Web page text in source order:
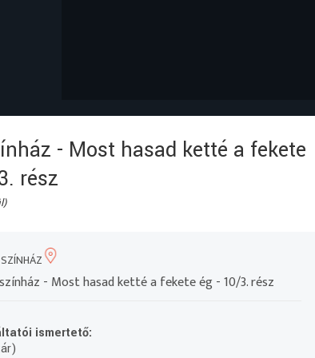
- Most hasad ketté a fekete
rész
SZÍNHÁZ
- Most hasad ketté a fekete ég - 10/3. rész
ismertető: